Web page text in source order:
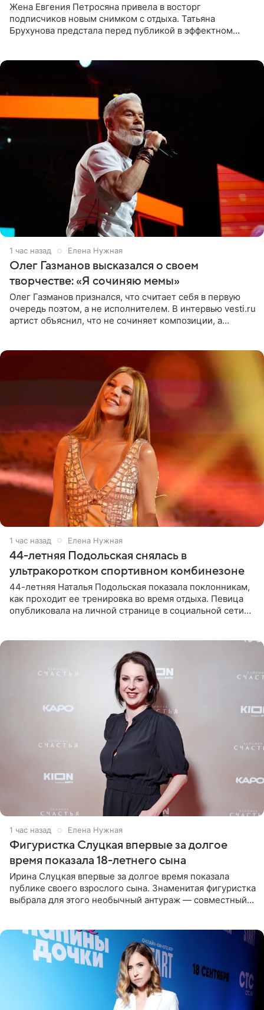
Жена Евгения Петросяна привела в восторг
подписчиков новым снимком с отдыха. Татьяна
Брухунова предстала перед публикой в эффектном
1 час назад Елена Нужная
Олег Газманов высказался о своем
творчестве: «Я сочиняю мемы»
Олег Газманов признался, что считает себя в первую
очередь поэтом, а не исполнителем. В интервью vesti.ru
артист объяснил, что не сочиняет композиции, а
1 час назад Елена Нужная
44-летняя Подольская снялась в
ультракоротком спортивном комбинезоне
44-летняя Наталья Подольская показала поклонникам,
как проходит ее тренировка во время отдыха. Певица
опубликовала на личной странице в социальной сети
1 час назад Елена Нужная
Фигуристка Слуцкая впервые за долгое
время показала 18-летнего сына
Ирина Слуцкая впервые за долгое время показала
публике своего взрослого сына. Знаменитая фигуристка
выбрала для этого необычный антураж — совместный